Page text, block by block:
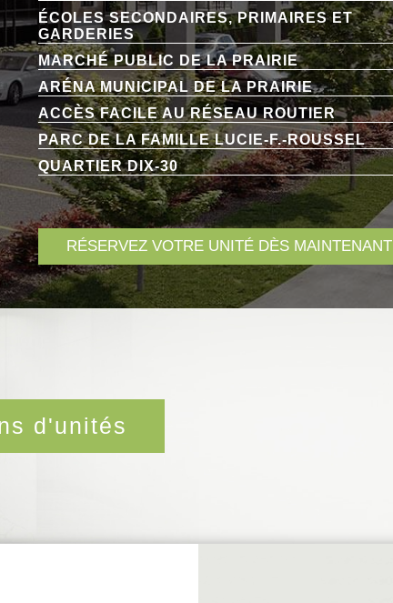
ÉCOLES SECONDAIRES, PRIMAIRES ET
GARDERIES
MARCHÉ PUBLIC DE LA PRAIRIE
ARÉNA MUNICIPAL DE LA PRAIRIE
ACCÈS FACILE AU RÉSEAU ROUTIER
PARC DE LA FAMILLE LUCIE-F.-ROUSSEL
QUARTIER DIX-30
RÉSERVEZ VOTRE UNITÉ DÈS MAINTENANT
d'unités